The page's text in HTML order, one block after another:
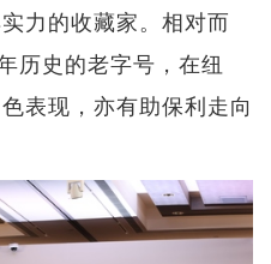
力的收藏家。相对而
历史的老字号，在纽
表现，亦有助保利走向